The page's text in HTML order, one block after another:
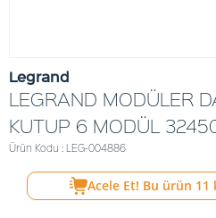
Legrand
LEGRAND MODÜLER
KUTUP 6 MODÜL
Ürün Kodu : LEG-004886
Acele Et! Bu ürün 11